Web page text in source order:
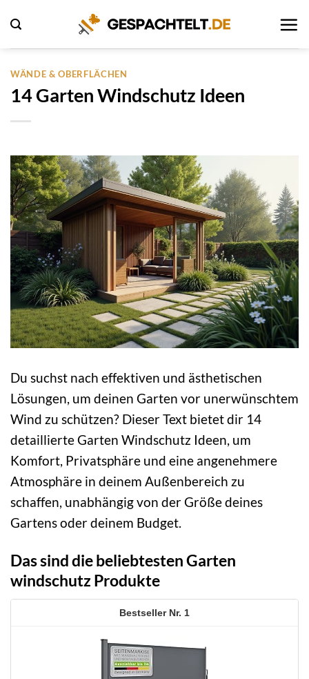
Inhalt
springen
WÄNDE & OBERFLÄCHEN
14 Garten Windschutz Ideen
Du suchst nach effektiven und ästhetischen
Lösungen, um deinen Garten vor unerwünschtem
Wind zu schützen? Dieser Text bietet dir 14
detaillierte Garten Windschutz Ideen, um
Komfort, Privatsphäre und eine angenehmere
Atmosphäre in deinem Außenbereich zu
schaffen, unabhängig von der Größe deines
Gartens oder deinem Budget.
Das sind die beliebtesten Garten
windschutz Produkte
1